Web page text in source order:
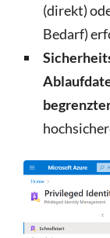
(direkt)
Bedarf)